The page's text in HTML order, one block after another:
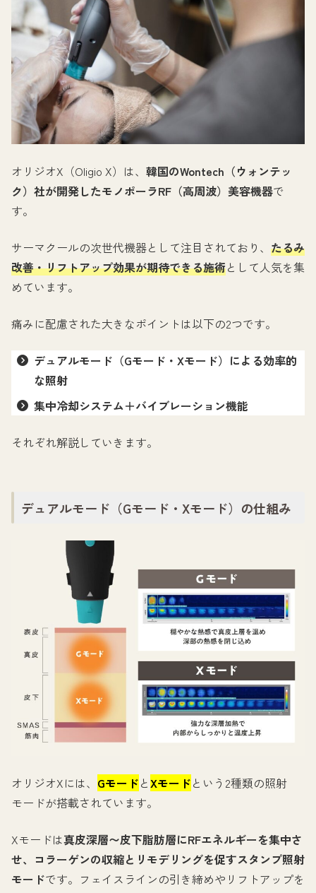
オリジオX（Oligio X）は、 韓国のWontech（ウォンテッ
ク）社が開発したモノポーラRF（高周波）美容機器で
す。
サーマクールの次世代機器として注目されており、 たるみ
改善・リフトアップ効果が期待できる施術として人気を集
めています。
痛みに配慮された大きなポイントは以下の2つです。
デュアルモード（Gモード・Xモード）による効率的
な照射
集中冷却システム＋バイブレーション機能
それぞれ解説していきます。
デュアルモード（Gモード・Xモード）の仕組み
オリジオXには、 GモードとXモードという2種類の照射
モードが搭載されています。
Xモードは真皮深層〜皮下脂肪層にRFエネルギーを集中さ
せ、コラーゲンの収縮とリモデリングを促すスタンプ照射
モードです。フェイスラインの引き締めやリフトアップを